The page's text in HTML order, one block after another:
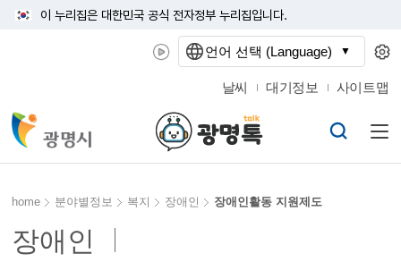
이 누리집은 대한민국 공식 전자정부 누리집입니다.
날씨 대기정보 사이트맵
home 분야별정보 복지 장애인 장애인활동 지원제도
장애인
언어 선택 (Language)